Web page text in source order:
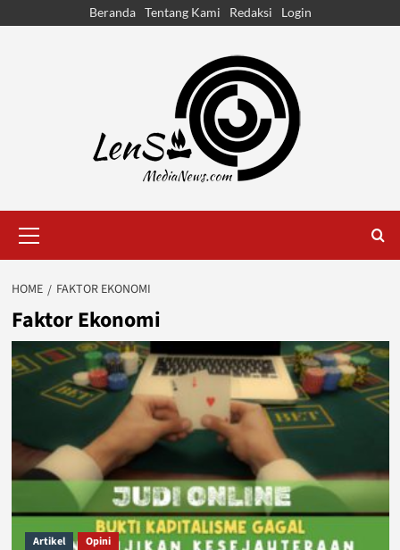
Beranda Tentang Kami Redaksi Login
Menu
HOME FAKTOR EKONOMI
Faktor Ekonomi
Artikel Opini